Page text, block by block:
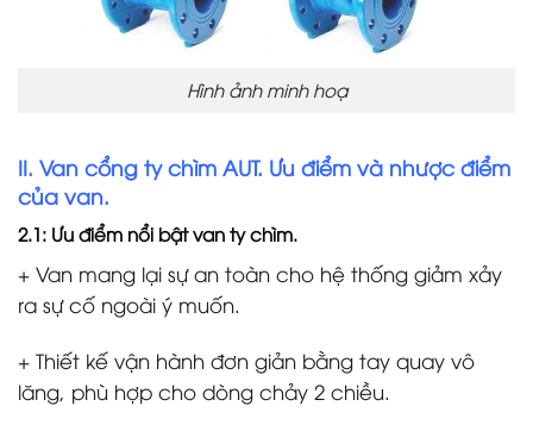
Hình ảnh minh hoạ
II. Van cổng ty chìm AUT. Ưu điểm và nhược điểm
của van.
2.1: Ưu điểm nổi bật van ty chìm.
+ Van mang lại sự an toàn cho hệ thống giảm xảy
ra sự cố ngoài ý muốn.
+ Thiết kế vận hành đơn giản bằng tay quay vô
lăng, phù hợp cho dòng chảy 2 chiều.